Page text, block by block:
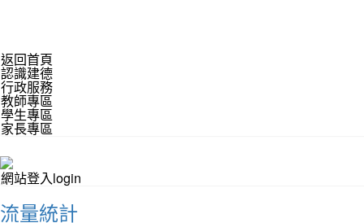
返回首頁
認識建德
行政服務
教師專區
學生專區
家長專區
網站登入login
流量統計